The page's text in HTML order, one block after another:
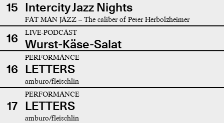
15 Intercity Jazz Nights
FAT MAN JAZZ – The caliber of Peter Herbolzheimer
16 LIVE-PODCAST
Wurst-Käse-Salat
16
PERFORMANCE
LETTERS
amburo/fleischlin
17
PERFORMANCE
LETTERS
amburo/fleischlin